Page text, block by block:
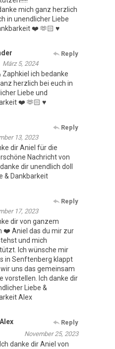
mich ganz herzlich
in unendlicher Liebe
❤️ 🫶🏻 ♥️
Reply
März 5, 2024
Zaphkiel ich bedanke
herzlich bei euch in
Liebe und
❤️ 🫶🏻 ♥️
Reply
13, 2023
dir Aniel für die
Nachricht von
dir unendlich doll
& Dankbarkeit
Reply
17, 2023
dir von ganzem
❤️ Aniel das du mir zur
und mich
Ich wünsche mir
in Senftenberg klappt
uns das gemeinsam
vorstellen. Ich danke dir
Liebe &
Alex
Alex
Reply
November 25, 2023
Ich danke dir Aniel von